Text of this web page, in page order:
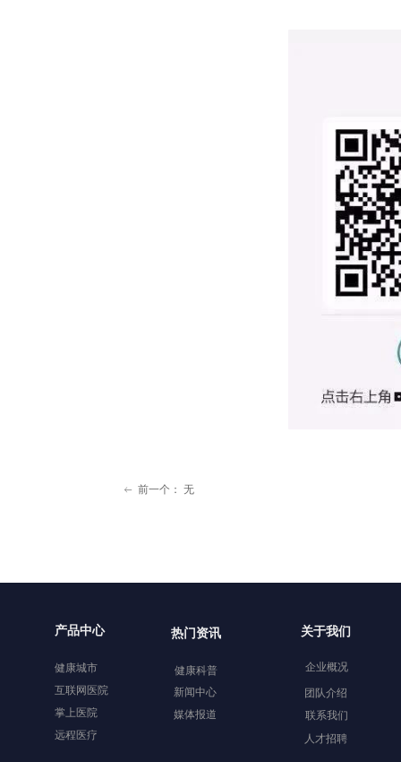
ꂃ 前一个： 无
健康城市
互联网医院
产品中心
掌上医院
远程医疗
健康科普
热门资讯
新闻中心
媒体报道
关于我们
企业概况
团队介绍
联系我们
人才招聘